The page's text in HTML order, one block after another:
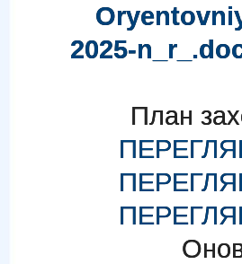
2025-
План